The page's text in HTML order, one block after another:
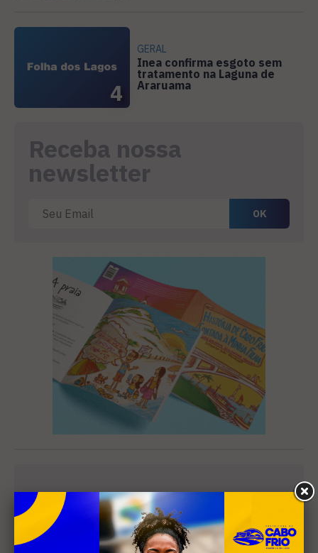
4
GERAL
Inea confirma esgoto sem
tratamento na Laguna de
Araruama
Receba nossa
newsletter